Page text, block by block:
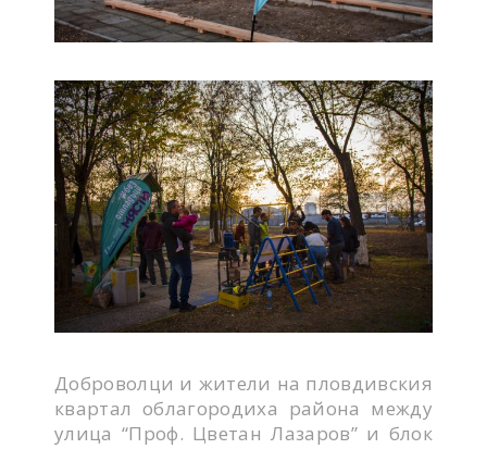
Доброволци и жители на пловдивския
квартал облагородиха района между
улица “Проф. Цветан Лазаров” и блок